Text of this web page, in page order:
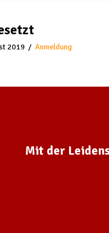
2019 Anmeldung
Mit der